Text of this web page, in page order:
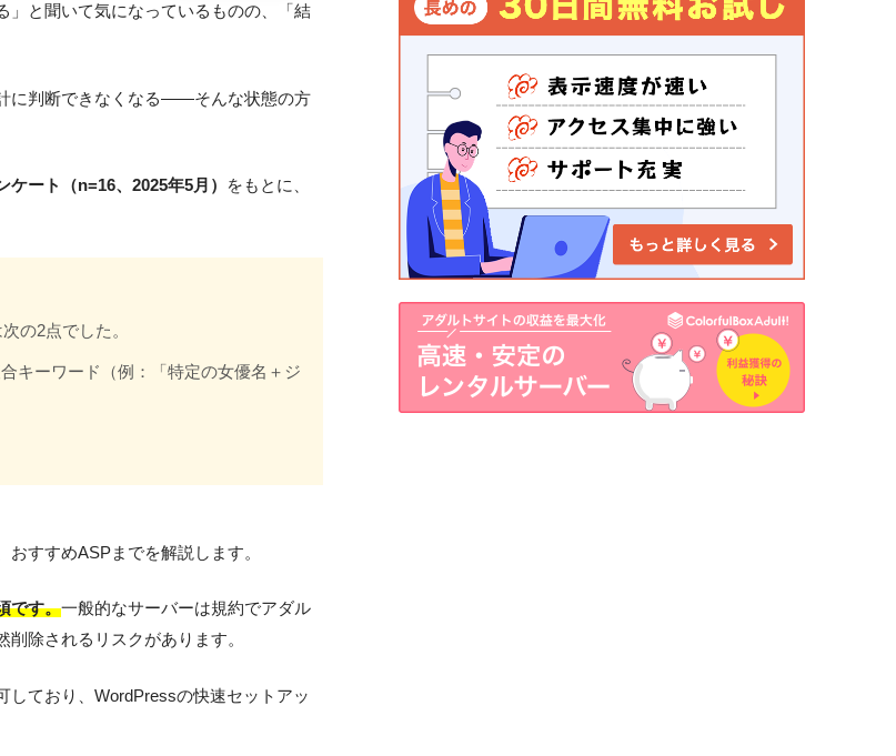
」と聞いて気になっているものの、「結
に判断できなくなる——そんな状態の方
ート（n=16、2025年5月）
をもとに、
の2点でした。
キーワード（例：「特定の女優名＋ジ
すすめASPまでを解説します。
です。一般的なサーバーは規約でアダル
除されるリスクがあります。
しており、WordPressの快速セットアッ